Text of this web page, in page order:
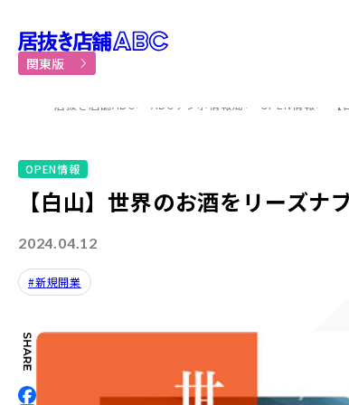
居抜き物件・貸店舗で
関東版
居抜き店舗ABC ABCテンポ情報局 OPEN情報
OPEN情報
【白山】世界のお酒をリーズ
2024.04.12
#新規開業